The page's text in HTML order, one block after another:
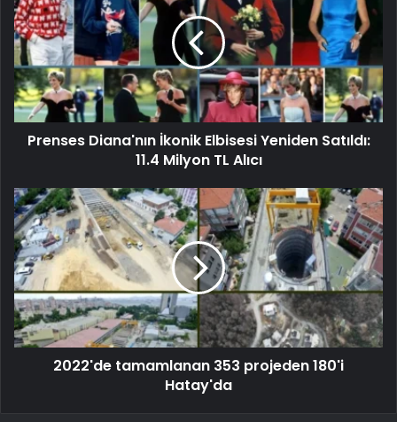
Prenses Diana'nın İkonik Elbisesi Yeniden Satıldı:
11.4 Milyon TL Alıcı
2022'de tamamlanan 353 projeden 180'i
Hatay'da